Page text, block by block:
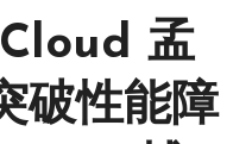
孟
破性能障